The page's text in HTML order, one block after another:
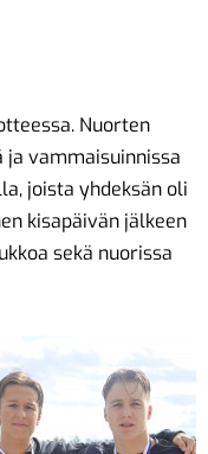
Nuorten
ja vammaisuinnissa
joista yhdeksän oli
kisapäivän jälkeen
sekä nuorissa